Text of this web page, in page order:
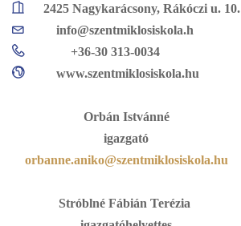
2425 Nagykarácsony, Rákóczi u. 10.
info@szentmiklosiskola.h
+36-30 313-0034
www.szentmiklosiskola.hu
Orbán Istvánné
igazgató
orbanne.aniko@szentmiklosiskola.hu
Stróblné Fábián Terézia